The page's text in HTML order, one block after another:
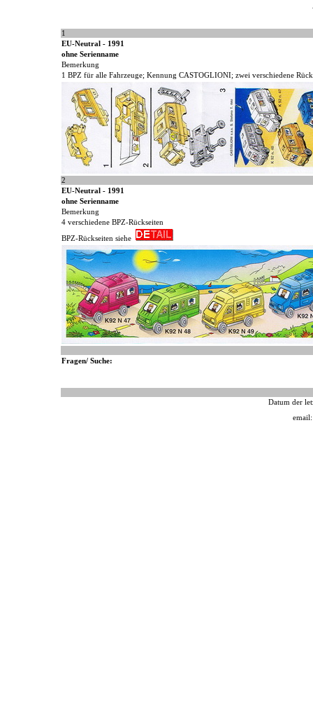
1
EU-Neutral - 1991
ohne Serienname
Bemerkung
1 BPZ für alle Fahrzeuge; Kennung CASTOGLIONI; zwei verschiedene
2
EU-Neutral - 1991
ohne Serienname
Bemerkung
4 verschiedene BPZ-Rückseiten
BPZ-Rückseiten siehe
Fragen/ Suche:
Datum der